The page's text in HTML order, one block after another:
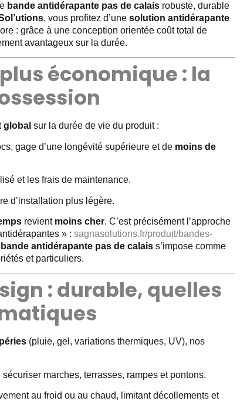
bande antidérapante pas de calaisrobuste, durable
, vous profitez d’une solution antidérapante
: grâce à une conception orientée coût total de
avantageux sur la durée.
économique : la
global sur la durée de vie du produit :
gage d’une longévité supérieure et de moins de
et les frais de maintenance.
d’installation plus légère.
revient moins cher. C’est précisément l’approche
» : sagnasolutions.fr/produit/bandes-
bande antidérapante pas de calaiss’impose comme
et particuliers.
: durable, quelles
(pluie, gel, variations thermiques, UV), nos
marches, terrasses, rampes et pontons.
au froid ou au chaud, limitant décollements et